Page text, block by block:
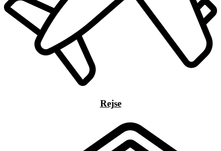
Rejse